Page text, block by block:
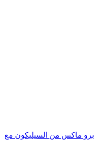
أبل غطاء حماية خلفي لجوال ايفون 16 برو ماكس من السيليكون مع